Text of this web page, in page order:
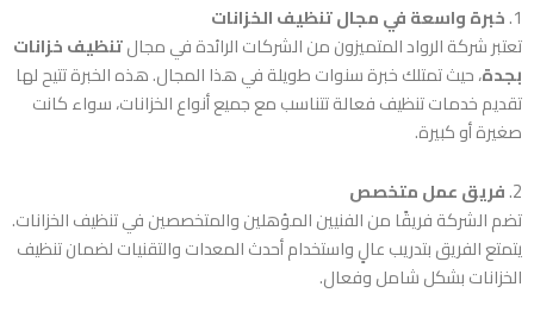
1. خبرة واسعة في مجال تنظيف الخزانات
تعتبر شركة الرواد المتميزون من الشركات الرائدة في مجالتنظيف خزانات
بجدة، حيث تمتلك خبرة سنوات طويلة في هذا المجال. هذه الخبرة تتيح لها
تقديم خدمات تنظيف فعالة تتناسب مع جميع أنواع الخزانات، سواء كانت
صغيرة أو كبيرة.
2. فريق عمل متخصص
تضم الشركة فريقًا من الفنيين المؤهلين والمتخصصين في تنظيف الخزانات.
يتمتع الفريق بتدريب عالٍ واستخدام أحدث المعدات والتقنيات لضمان تنظيف
الخزانات بشكل شامل وفعال.